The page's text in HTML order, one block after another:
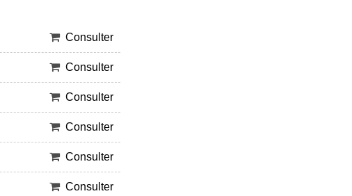
Consulter
Consulter
Consulter
Consulter
Consulter
Consulter